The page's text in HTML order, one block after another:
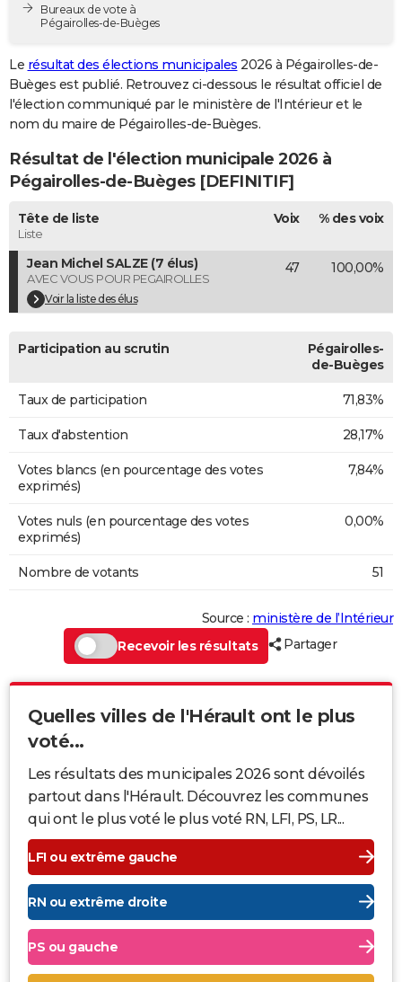
Destinations
City break
Voyage nature
Voyage de noces
Forum
PHOTO
GUIDES D'ACHAT
BONS PLANS
CARTE DE VOEUX
Carte de Noël
Carte Bonne année
Carte Saint-Valentin
Carte Pâques
Carte d'anniversaire
DICTIONNAIRE
COPAINS D'AVANT
S'inscrire
Se connecter
Lycées
Collèges
Primaires
Universités
Entreprises
Service militaire
Avis de recherche
AVIS DE DÉCÈS
FORUM
Bricolage
Lifestyle
Culture
Sport
Auto
Television
Voyage
Cinema
Bureaux de vote à
Pégairolles-de-Buèges
Le résultat des élections municipales 2026 à Pégairolles-de-
Buèges est publié. Retrouvez ci-dessous le résultat officiel de
l'élection communiqué par le ministère de l'Intérieur et le
nom du maire de Pégairolles-de-Buèges.
Résultat de l'élection municipale 2026 à
Pégairolles-de-Buèges [DEFINITIF]
Tête de liste
Liste
Voix % des voix
Jean Michel SALZE (7 élus)
AVEC VOUS POUR PEGAIROLLES
Voir la liste des élus
47 100,00%
Participation au scrutin
Pégairolles-
de-Buèges
Taux de participation 71,83%
Taux d'abstention 28,17%
Votes blancs (en pourcentage des votes
exprimés)
7,84%
Votes nuls (en pourcentage des votes
exprimés)
0,00%
Nombre de votants 51
Source : ministère de l’Intérieur
Recevoir les résultats
Partager
Quelles villes de l'Hérault ont le plus
voté...
Les résultats des municipales 2026 sont dévoilés
partout dans l'Hérault. Découvrez les communes
qui ont le plus voté le plus voté RN, LFI, PS, LR...
LFI ou extrême gauche
RN ou extrême droite
PS ou gauche